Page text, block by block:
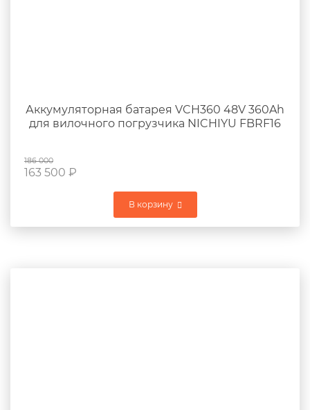
Аккумуляторная батарея VCH360 48V 360Ah
для вилочного погрузчика NICHIYU FBRF16
186 000
163 500 ₽
В корзину